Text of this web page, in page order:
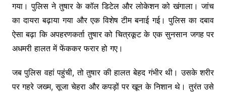
गया। पुलिस ने तुषार के कॉल डिटेल और लोकेशन को खंगाला। जांच
का दायरा बढ़ाया गया और एक विशेष टीम बनाई गई। पुलिस का दबाव
ऐसा बढ़ा कि अपहरणकर्ता तुषार को चित्रकूट के एक सुनसान जगह पर
अधमरी हालत में फेंककर फरार हो गए।
जब पुलिस वहां पहुंची, तो तुषार की हालत बेहद गंभीर थी। उसके शरीर
पर गहरे जख्म, सूजा चेहरा और कपड़ों पर खून के निशान थे। तुरंत उसे